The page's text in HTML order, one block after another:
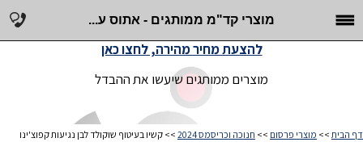
מוצרי קד"מ ממותגים - אתוס ע...
מוצרים ממותגים שיעשו את ההבדל
להצעת מחיר מהירה, לחצו כאן
דף הבית >> מוצרי פרסום >> חנוכה וכריסמס 2024 >> קשיו בעיטוף שוקולד לבן נגיעות קפוצ'ינו